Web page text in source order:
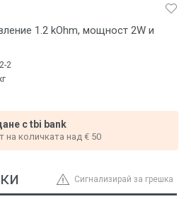
1.2 kOhm, мощност 2W и
2
с tbi bank
на количката над € 50
Сигнализирай за грешка